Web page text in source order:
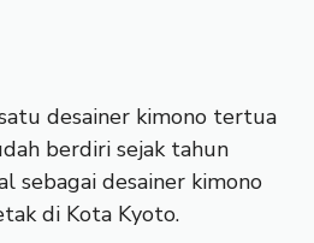
desainer kimono tertua
berdiri sejak tahun
sebagai desainer kimono
di Kota Kyoto.